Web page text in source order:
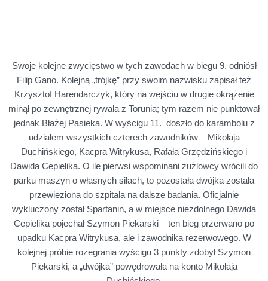
Swoje kolejne zwycięstwo w tych zawodach w biegu 9. odniósł
Filip Gano. Kolejną „trójkę” przy swoim nazwisku zapisał też
Krzysztof Harendarczyk, który na wejściu w drugie okrążenie
minął po zewnętrznej rywala z Torunia; tym razem nie punktował
jednak Błażej Pasieka. W wyścigu 11. doszło do karambolu z
udziałem wszystkich czterech zawodników – Mikołaja
Duchińskiego, Kacpra Witrykusa, Rafała Grzędzińskiego i
Dawida Cepielika. O ile pierwsi wspominani żużlowcy wrócili do
parku maszyn o własnych siłach, to pozostała dwójka została
przewieziona do szpitala na dalsze badania. Oficjalnie
wykluczony został Spartanin, a w miejsce niezdolnego Dawida
Cepielika pojechał Szymon Piekarski – ten bieg przerwano po
upadku Kacpra Witrykusa, ale i zawodnika rezerwowego. W
kolejnej próbie rozegrania wyścigu 3 punkty zdobył Szymon
Piekarski, a „dwójka” powędrowała na konto Mikołaja